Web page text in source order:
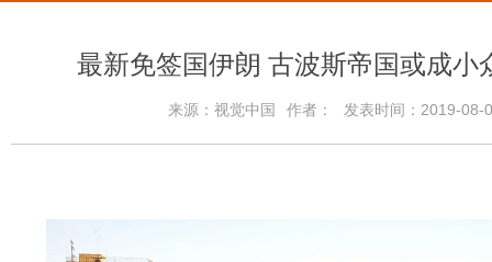
最新免签国伊朗 古波斯帝国或成小
来源：视觉中国 作者： 发表时间：2019-08-